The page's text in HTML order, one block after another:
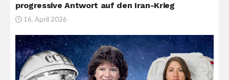
progressive Antwort auf den Iran-Krieg
16. April 2026